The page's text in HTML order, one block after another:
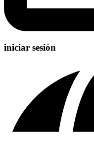
iniciar sesión